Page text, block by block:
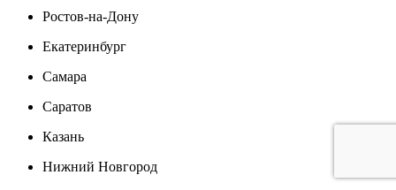
Ростов-на-Дону
Екатеринбург
Самара
Саратов
Казань
Нижний Новгород